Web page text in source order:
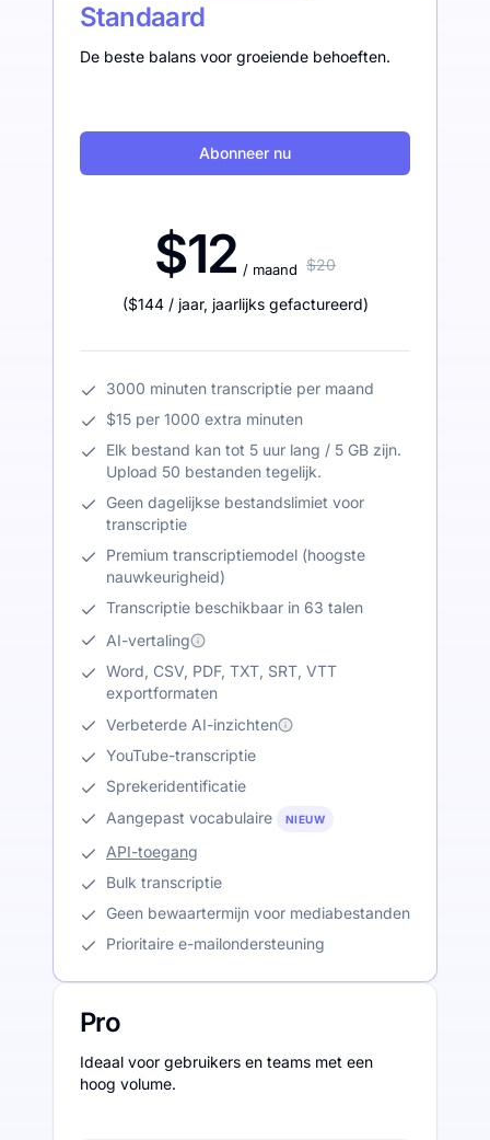
Standaard
De beste balans voor groeiende behoeften.
Abonneer nu
$12 / maand $20
($144 / jaar, jaarlijks gefactureerd)
3000 minuten transcriptie per maand
$15 per 1000 extra minuten
Elk bestand kan tot 5 uur lang / 5 GB zijn.
Upload 50 bestanden tegelijk.
Geen dagelijkse bestandslimiet voor
transcriptie
Premium transcriptiemodel (hoogste
nauwkeurigheid)
Transcriptie beschikbaar in 63 talen
AI-vertaling
Word, CSV, PDF, TXT, SRT, VTT
exportformaten
Verbeterde AI-inzichten
YouTube-transcriptie
Sprekeridentificatie
Aangepast vocabulaire
NIEUW
API-toegang
Bulk transcriptie
Geen bewaartermijn voor mediabestanden
Prioritaire e-mailondersteuning
Pro
Ideaal voor gebruikers en teams met een
hoog volume.